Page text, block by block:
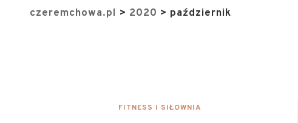
czeremchowa.pl > 2020 > październik
FITNESS I SIŁOWNIA